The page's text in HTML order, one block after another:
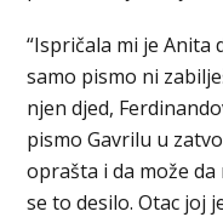
“Ispričala mi je Anita
samo pismo ni
njen djed,
pismo Gavrilu u
oprašta i da može
se to desilo. Otac joj